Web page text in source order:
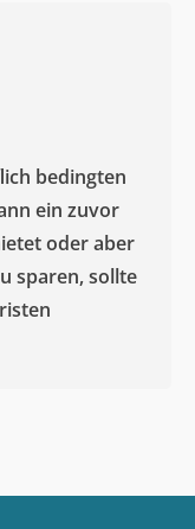
bedingten
ein zuvor
oder aber
sparen, sollte